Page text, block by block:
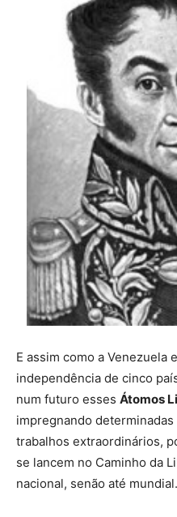
E assim como a Venezuela
independência de cinco
num futuro esses Átomos
impregnando
trabalhos extraordinários,
se lancem no Caminho da
nacional, senão até mundial.